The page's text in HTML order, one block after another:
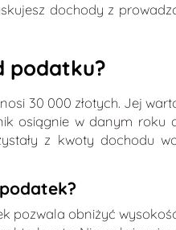
dochody z
podatku?
30 000 złotych. Jej
osiągnie w danym
z kwoty dochodu
pozwala obniżyć